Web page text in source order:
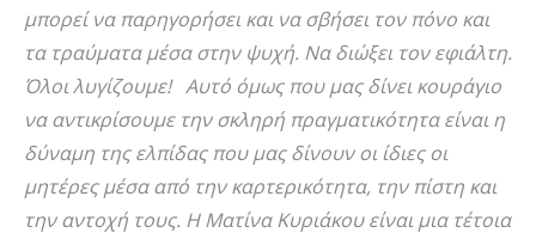
μπορεί να παρηγορήσει και να σβήσει τον πόνο και
τα τραύματα μέσα στην ψυχή. Να διώξει τον εφιάλτη.
Όλοι λυγίζουμε! Αυτό όμως που μας δίνει κουράγιο
να αντικρίσουμε την σκληρή πραγματικότητα είναι η
δύναμη της ελπίδας που μας δίνουν οι ίδιες οι
μητέρες μέσα από την καρτερικότητα, την πίστη και
την αντοχή τους. Η Ματίνα Κυριάκου είναι μια τέτοια